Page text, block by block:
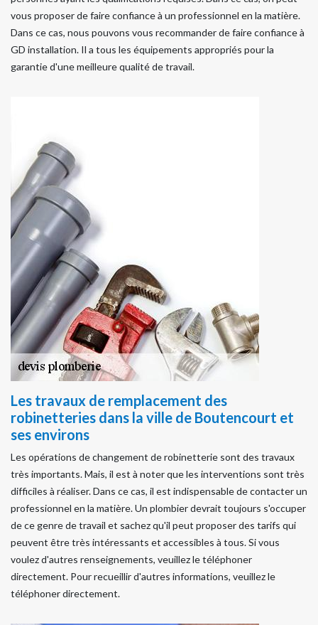
vous proposer de faire confiance à un professionnel en la matière.
Dans ce cas, nous pouvons vous recommander de faire confiance à
GD installation. Il a tous les équipements appropriés pour la
garantie d'une meilleure qualité de travail.
Les travaux de remplacement des
robinetteries dans la ville de Boutencourt et
ses environs
Les opérations de changement de robinetterie sont des travaux
très importants. Mais, il est à noter que les interventions sont très
difficiles à réaliser. Dans ce cas, il est indispensable de contacter un
professionnel en la matière. Un plombier devrait toujours s'occuper
de ce genre de travail et sachez qu'il peut proposer des tarifs qui
peuvent être très intéressants et accessibles à tous. Si vous
voulez d'autres renseignements, veuillez le téléphoner
directement. Pour recueillir d'autres informations, veuillez le
téléphoner directement.